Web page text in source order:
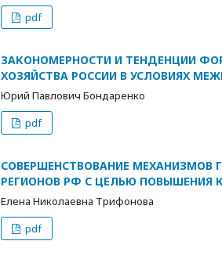
pdf
ЗАКОНОМЕРНОСТИ И ТЕНДЕНЦИИ
ХОЗЯЙСТВА РОССИИ В УСЛОВИЯХ
Юрий Павлович Бондаренко
pdf
СОВЕРШЕНСТВОВАНИЕ
РЕГИОНОВ РФ С ЦЕЛЬЮ ПОВЫШЕНИЯ
Елена Николаевна Трифонова
pdf